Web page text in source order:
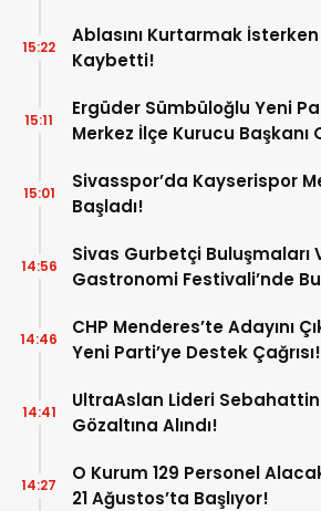
Ablasını Kurtarmak İsterken
Kaybetti!
15:22
Ergüder Sümbüloğlu Yeni
Merkez İlçe Kurucu Başkanı
15:11
Sivasspor’da Kayserispor
Başladı!
15:01
Sivas Gurbetçi Buluşmaları
Gastronomi Festivali’nde
14:56
CHP Menderes’te Adayını
Yeni Parti’ye Destek Çağrısı!
14:46
UltraAslan Lideri Sebahattin
Gözaltına Alındı!
14:41
O Kurum 129 Personel
21 Ağustos’ta Başlıyor!
14:27